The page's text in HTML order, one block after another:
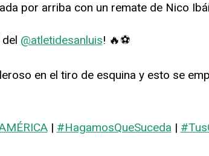
por arriba con un remate de Nico
@atletidesanluis! 🔥⚽
en el tiro de esquina y esto se
| #HagamosQueSuceda |